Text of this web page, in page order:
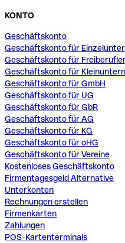
KONTO
Geschäftskonto
Geschäftskonto für
Geschäftskonto für Freiberufler
Geschäftskonto für
Geschäftskonto für GmbH
Geschäftskonto für UG
Geschäftskonto für GbR
Geschäftskonto für AG
Geschäftskonto für KG
Geschäftskonto für oHG
Geschäftskonto für Vereine
Kostenloses Geschäftskonto
Firmentagesgeld Alternative
Unterkonten
Rechnungen erstellen
Firmenkarten
Zahlungen
POS-Kartenterminals